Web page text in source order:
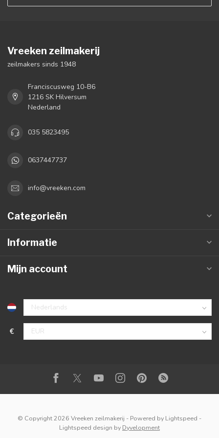
Vreeken zeilmakerij
zeilmakers sinds 1948
Franciscusweg 10-B6
1216 SK Hilversum
Nederland
035 5823495
0637447737
info@vreeken.com
Categorieën
Informatie
Mijn account
€
© Copyright 2026 Vreeken zeilmakerij - Powered by Lightspeed -
Lightspeed design by Dyvelopment